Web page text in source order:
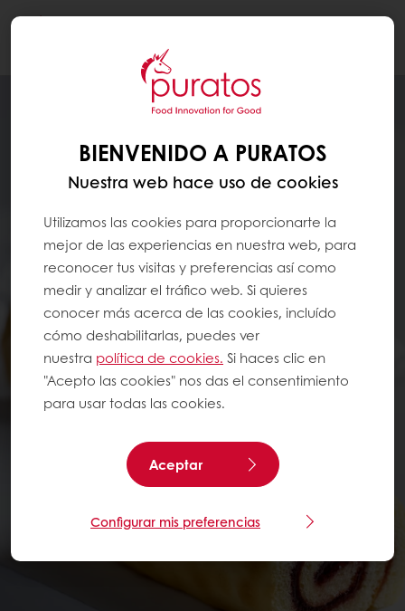
BIENVENIDO A PURATOS
Nuestra web hace uso de cookies
Utilizamos las cookies para proporcionarte la
mejor de las experiencias en nuestra web, para
reconocer tus visitas y preferencias así como
medir y analizar el tráfico web. Si quieres
conocer más acerca de las cookies, incluído
cómo deshabilitarlas, puedes ver
nuestra política de cookies. Si haces clic en
"Acepto las cookies" nos das el consentimiento
para usar todas las cookies.
Aceptar
Configurar mis preferencias